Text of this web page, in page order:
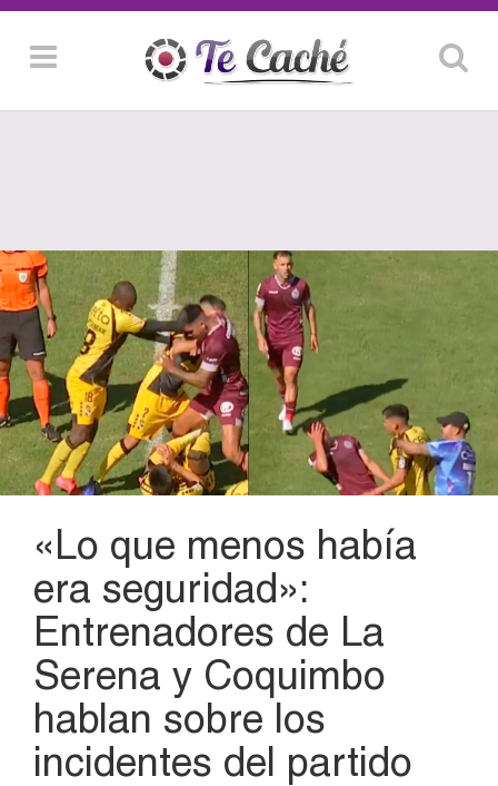
«Lo que menos había
era seguridad»:
Entrenadores de La
Serena y Coquimbo
hablan sobre los
incidentes del partido